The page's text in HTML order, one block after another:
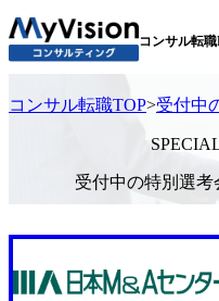
コンサル転
コンサル転職TOP>受付中
受付中の特別選